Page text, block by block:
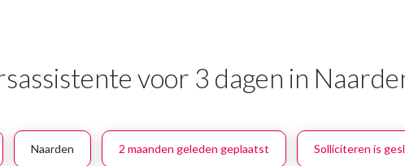
voor 3 dagen in
Naarden 2 maanden geleden geplaatst Solliciteren is